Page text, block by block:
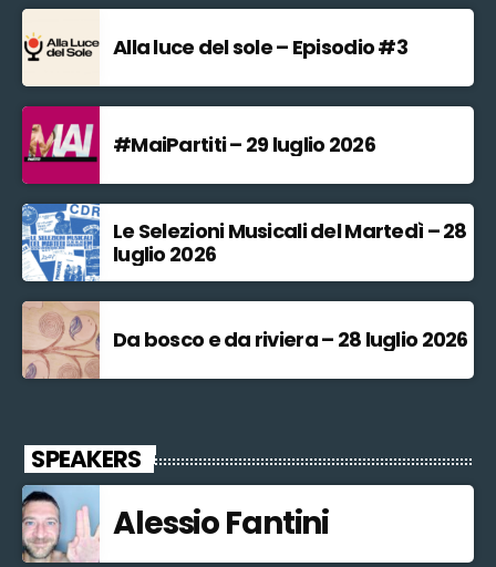
Alla luce del sole – Episodio #3
#MaiPartiti – 29 luglio 2026
Le Selezioni Musicali del Martedì – 28
luglio 2026
Da bosco e da riviera – 28 luglio 2026
SPEAKERS
Alessio Fantini